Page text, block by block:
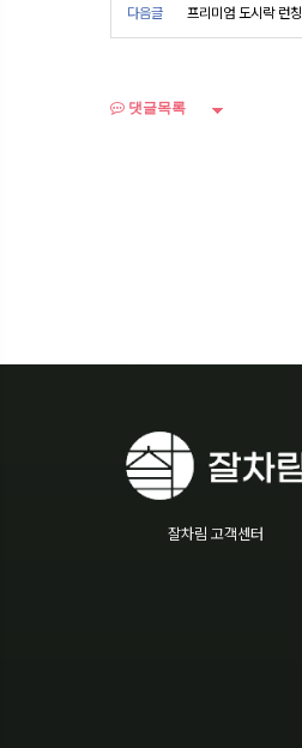
다음글 프리미엄 도시락 런칭
댓글목록
잘차림 고객센터